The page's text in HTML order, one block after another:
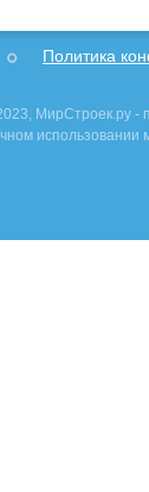
Политика
МирСтроек.ру -
использовании